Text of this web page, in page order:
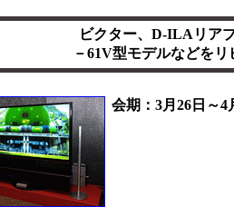
ビクター、D-ILAリア
－61V型モデルなどを
会期：3月26日～4